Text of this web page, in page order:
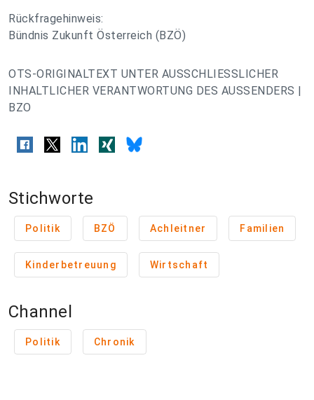
Rückfragehinweis:
Bündnis Zukunft Österreich (BZÖ)
OTS-ORIGINALTEXT UNTER AUSSCHLIESSLICHER
INHALTLICHER VERANTWORTUNG DES AUSSENDERS |
BZO
Stichworte
Politik BZÖ Achleitner Familien
Kinderbetreuung Wirtschaft
Channel
Politik Chronik